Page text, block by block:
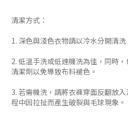
清潔方式：
1. 深色與淺色衣物請以冷水分開清
2. 低溫手洗或低速機洗為佳，同時
清潔劑以免導致布料褪色。
3. 若需機洗，請將衣褲穿面反翻放
程中因拉扯而產生破裂與毛球現象。